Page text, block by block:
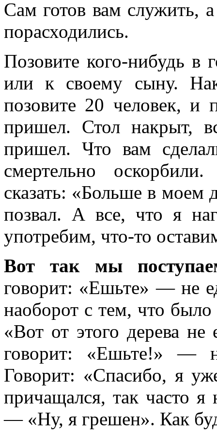
Сам готов вам служить,
порасходились.
Позовите кого-нибудь в
или к своему сыну.
позовите 20 человек, и
пришел. Стол накрыт,
пришел. Что вам
смертельно
сказать: «Больше в моем
позвал. А все, что я
употребим, что-то
Вот так мы
говорит: «Ешьте» — не
наоборот с тем, что
«Вот от этого дерева
говорит: «Ешьте!» —
Говорит: «Спасибо, я
причащался, так часто
— «Ну, я грешен». Как